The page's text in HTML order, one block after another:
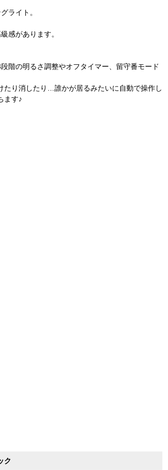
ライト。
感があります。
階の明るさ調整やオフタイマー、留守番モード
たり消したり…誰かが居るみたいに自動で操作し
ます♪
ク